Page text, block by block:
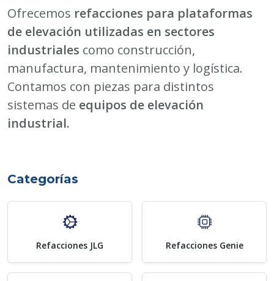
Ofrecemos refacciones para plataformas
de elevación utilizadas en sectores
industriales como construcción,
manufactura, mantenimiento y logística.
Contamos con piezas para distintos
sistemas de equipos de elevación
industrial.
Categorías
Refacciones JLG Refacciones Genie